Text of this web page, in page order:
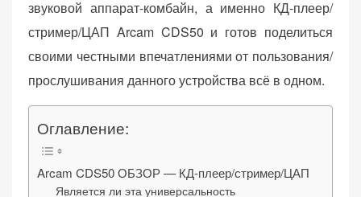
n
звуковой аппарат-комбайн, а именно КД-плеер/
стример/ЦАП Arcam CDS50 и готов поделиться
своими честными впечатлениями от пользования/
прослушивания данного устройства всё в одном.
Оглавление:
Arcam CDS50 ОБЗОР — КД-плеер/стример/ЦАП
Является ли эта универсальность